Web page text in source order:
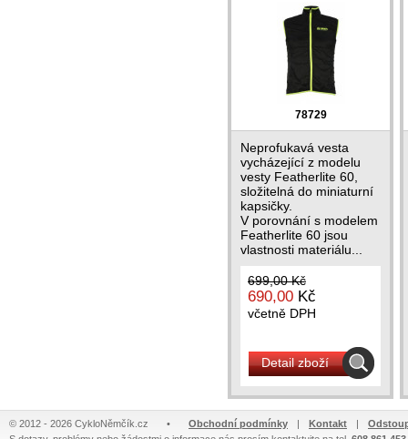
78729
Neprofukavá vesta
vycházející z modelu
vesty Featherlite 60,
složitelná do miniaturní
kapsičky.
V porovnání s modelem
Featherlite 60 jsou
vlastnosti materiálu...
699,00 Kč
690,00 Kč
včetně DPH
Detail zboží
© 2012 - 2026 CykloNěmčík.cz • Obchodní podmínky | Kontakt |